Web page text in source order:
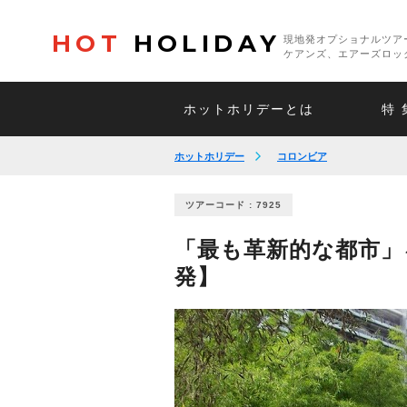
HOT HOLIDAY
現地発オプショナルツ
ケアンズ、エアーズロ
ホットホリデーとは 特
ホットホリデー コロンビア
ツアーコード : 7925
「最も革新的な都市
発】